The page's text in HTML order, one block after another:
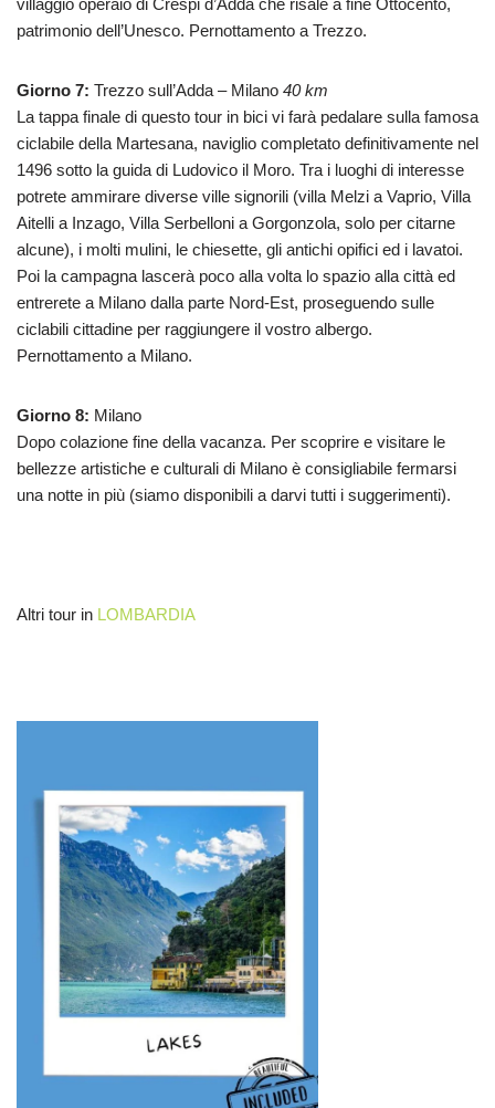
villaggio operaio di Crespi d’Adda che risale a fine Ottocento,
patrimonio dell’Unesco. Pernottamento a Trezzo.
Giorno 7: Trezzo sull’Adda – Milano 40 km
La tappa finale di questo tour in bici vi farà pedalare sulla famosa
ciclabile della Martesana, naviglio completato definitivamente nel
1496 sotto la guida di Ludovico il Moro. Tra i luoghi di interesse
potrete ammirare diverse ville signorili (villa Melzi a Vaprio, Villa
Aitelli a Inzago, Villa Serbelloni a Gorgonzola, solo per citarne
alcune), i molti mulini, le chiesette, gli antichi opifici ed i lavatoi.
Poi la campagna lascerà poco alla volta lo spazio alla città ed
entrerete a Milano dalla parte Nord-Est, proseguendo sulle
ciclabili cittadine per raggiungere il vostro albergo.
Pernottamento a Milano.
Giorno 8: Milano
Dopo colazione fine della vacanza. Per scoprire e visitare le
bellezze artistiche e culturali di Milano è consigliabile fermarsi
una notte in più (siamo disponibili a darvi tutti i suggerimenti).
Altri tour in LOMBARDIA